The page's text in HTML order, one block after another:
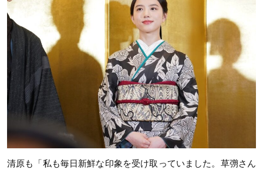
清原も「私も毎日新鮮な印象を受け取っていました。草彅さん